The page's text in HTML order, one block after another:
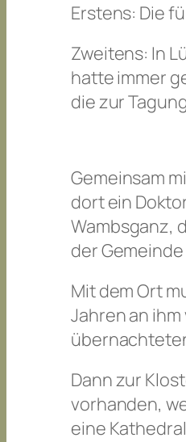
Erstens: Die
Zweitens: In
hatte immer
die zur
Gemeinsam
dort ein
Wambsganz,
der
Mit dem Ort
Jahren an
Dann zur
vorhanden,
eine